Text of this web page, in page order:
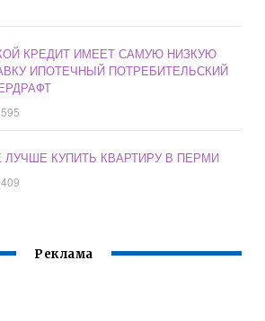
КРЕДИТ ИМЕЕТ САМУЮ НИЗКУЮ
ИПОТЕЧНЫЙ ПОТРЕБИТЕЛЬСКИЙ
ЛУЧШЕ КУПИТЬ КВАРТИРУ В ПЕРМИ
Реклама